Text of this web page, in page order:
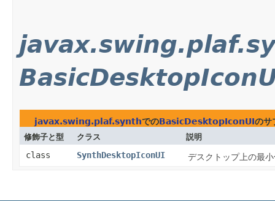
javax.swing.plaf.synthでのBasicDesktopIconUIのサ
修飾子と型 クラス 説明
class SynthDesktopIconUI デスクトップ上の最